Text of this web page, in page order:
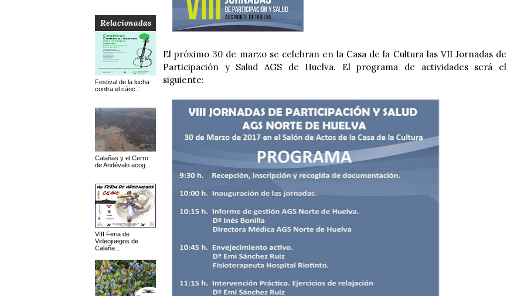
Relacionadas
Festival de la lucha
contra el cánc...
Calañas y el Cerro
de Andévalo acog...
VIII Feria de
Videojuegos de
Calaña...
El próximo 30 de marzo se celebran en la Casa de la Cultura las VII Jornadas de
Participación y Salud AGS de Huelva. El programa de actividades será el
siguiente: